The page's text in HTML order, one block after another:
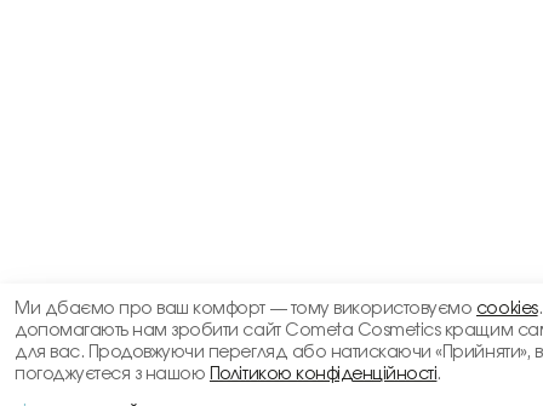
Ми дбаємо про ваш комфорт — тому використовуємо cookies
допомагають нам зробити сайт Cometa Cosmetics кращим
для вас. Продовжуючи перегляд або натискаючи «Прийняти»,
погоджуєтеся з нашою
Політикою конфіденційності.